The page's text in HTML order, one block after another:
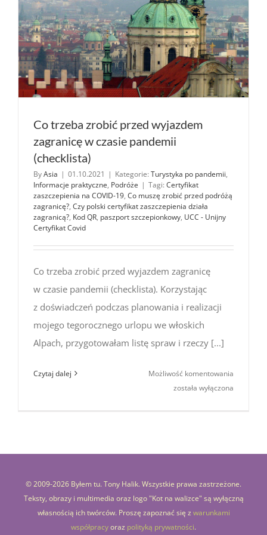
Co trzeba zrobić przed wyjazdem
zagranicę w czasie pandemii
(checklista)
ByAsia | 01.10.2021 | Kategorie: Turystyka po pandemii,
Informacje praktyczne, Podróże | Tagi: Certyfikat
zaszczepienia na COVID-19, Co muszę zrobić przed podróżą
zagranicę?, Czy polski certyfikat zaszczepienia działa
zagranicą?, Kod QR, paszport szczepionkowy, UCC - Unijny
Certyfikat Covid
Co trzeba zrobić przed wyjazdem zagranicę
w czasie pandemii (checklista). Korzystając
z doświadczeń podczas planowania i realizacji
mojego tegorocznego urlopu we włoskich
Alpach, przygotowałam listę spraw i rzeczy [...]
Czytaj dalej Możliwość komentowania
została wyłączona
© 2009-2026 Byłem tu. Tony Halik. Wszystkie prawa zastrzeżone.
Teksty, obrazy i multimedia oraz logo "Kot na walizce" są wyłączną
własnością ich twórców. Proszę zapoznać się z warunkami
współpracyoraz polityką prywatności.